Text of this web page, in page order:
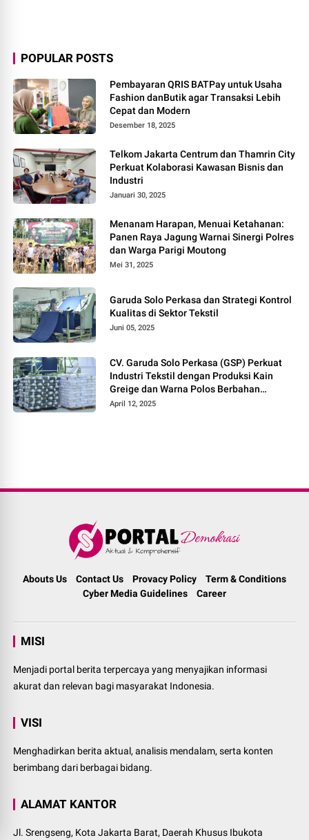
POPULAR POSTS
Pembayaran QRIS BATPay untuk Usaha
Fashion danButik agar Transaksi Lebih
Cepat dan Modern
Desember 18, 2025
Telkom Jakarta Centrum dan Thamrin City
Perkuat Kolaborasi Kawasan Bisnis dan
Industri
Januari 30, 2025
Menanam Harapan, Menuai Ketahanan:
Panen Raya Jagung Warnai Sinergi Polres
dan Warga Parigi Moutong
Mei 31, 2025
Garuda Solo Perkasa dan Strategi Kontrol
Kualitas di Sektor Tekstil
Juni 05, 2025
CV. Garuda Solo Perkasa (GSP) Perkuat
Industri Tekstil dengan Produksi Kain
Greige dan Warna Polos Berbahan
Tetoron Rayon
April 12, 2025
Abouts Us Contact Us Provacy Policy
Term & Conditions
Cyber Media Guidelines
Career
MISI
Menjadi portal berita terpercaya yang menyajikan informasi
akurat dan relevan bagi masyarakat Indonesia.
VISI
Menghadirkan berita aktual, analisis mendalam, serta konten
berimbang dari berbagai bidang.
ALAMAT KANTOR
Jl. Srengseng, Kota Jakarta Barat, Daerah Khusus Ibukota